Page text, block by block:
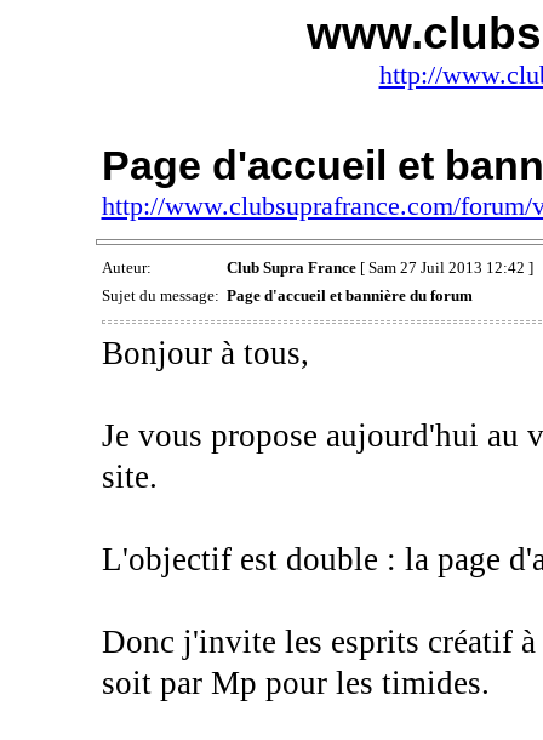
http://
Page d'accueil et
http://www.clubsuprafrance.com/
Auteur: Club Supra France[ Sam 27 Juil 2013 12:42 ]
Sujet du message: Page d'accueil et bannière du forum
Bonjour à tous,
Je vous propose aujourd'hui au
site.
L'objectif est double : la page
Donc j'invite les esprits créatif
soit par Mp pour les timides.